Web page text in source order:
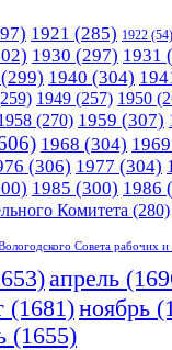
1921 (285) 1922 (54)
1930 (297) 1931
(299) 1940 (304)
1949 (257) 1950
(270) 1959 (307)
1968 (304) 1969
(306) 1977 (304)
1985 (300) 1986
Комитета (280)
Совета рабочих и
апрель
(1681)ноябрь
(1655)